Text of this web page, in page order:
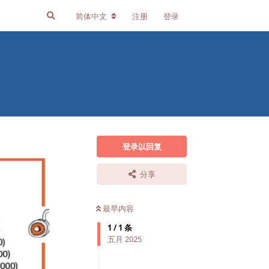
简体中文 注册 登录
登录以回复
分享
最早内容
1 /1 条
五月 2025